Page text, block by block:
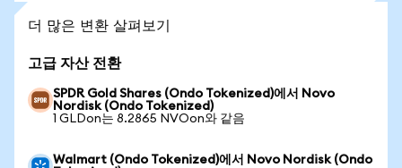
더 많은 변환 살펴보기
고급 자산 전환
SPDR Gold Shares (Ondo Tokenized)에서 Novo
Nordisk (Ondo Tokenized)
1 GLDon는 8.2865 NVOon와 같음
Walmart (Ondo Tokenized)에서 Novo Nordisk (Ondo